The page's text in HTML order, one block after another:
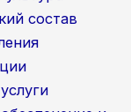
состав